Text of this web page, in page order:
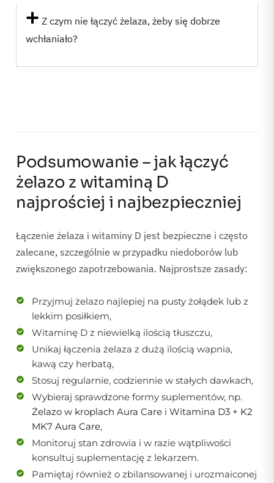
Z czym nie łączyć żelaza, żeby się dobrze
wchłaniało?
Podsumowanie – jak łączyć
żelazo z witaminą D
najprościej i najbezpieczniej
Łączenie żelaza i witaminy D jest bezpieczne i często
zalecane, szczególnie w przypadku niedoborów lub
zwiększonego zapotrzebowania. Najprostsze zasady:
Przyjmuj żelazo najlepiej na pusty żołądek lub z
lekkim posiłkiem,
Witaminę D z niewielką ilością tłuszczu,
Unikaj łączenia żelaza z dużą ilością wapnia,
kawą czy herbatą,
Stosuj regularnie, codziennie w stałych dawkach,
Wybieraj sprawdzone formy suplementów, np.
Żelazo w kroplach Aura Care i Witamina D3 + K2
MK7 Aura Care,
Monitoruj stan zdrowia i w razie wątpliwości
konsultuj suplementację z lekarzem.
Pamiętaj również o zbilansowanej i urozmaiconej